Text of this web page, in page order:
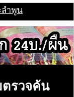
ลำพูน
ตรวจค้น